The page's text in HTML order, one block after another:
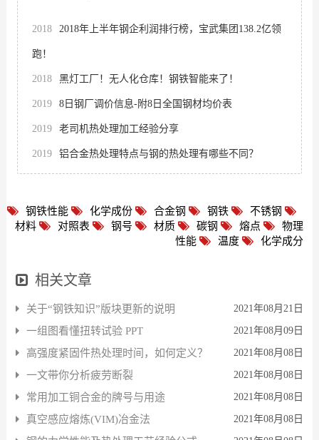
2018 2018年上半年钢企利润排行榜，宝武集团138.2亿领
跑！
2018 黑灯工厂！无人化仓库！钢铁智能来了！
2019 8日钢厂调价信息-附8日全国钢材均价表
2019 老司机热处理加工经验分享
2019 铝合金热处理特点与钢的热处理有哪些不同？
钢铁性能 化学成份 合金钢 钢铁
不锈钢
材料
对照表 钢号 材质 碳钢 熔点
物理
性能
温度 化学成分
相关文章
关于“钢铁知识”版块更新的说明 2021年08月21日
一组图看懂扭转试验 PPT 2021年08月09日
高强度紧固件热处理时间，如何定义？ 2021年08月08日
一文带你分析疲劳断裂 2021年08月08日
常用加工铜合金的牌号与用途 2021年08月08日
真空感应熔炼(VIM)冶金法 2021年08月08日